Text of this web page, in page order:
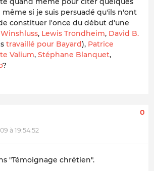
si je suis persuadé qu'ils n'ont
constituer l'once du début d'une
Winshluss, Lewis Trondheim, David B.
travaillé pour Bayard), Patrice
Valium, Stéphane Blanquet,
?
à 19:54:52
0
"Témoignage chrétien".